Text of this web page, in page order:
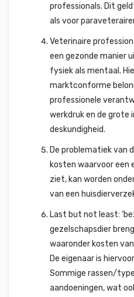
professionals. Dit
als voor
Veterinaire
een gezonde manier
fysiek als mentaal.
marktconforme
professionele
werkdruk en de grote
deskundigheid.
De problematiek van
kosten waarvoor een
ziet, kan worden
van een
Last but not least:
gezelschapsdier
waaronder kosten
De eigenaar is
Sommige rassen/
aandoeningen, wat